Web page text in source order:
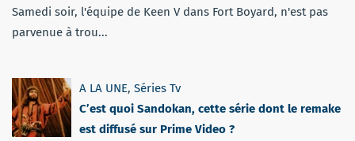
Samedi soir, l'équipe de Keen V dans Fort Boyard, n'est pas
parvenue à trou...
A LA UNE, Séries Tv
C’est quoi Sandokan, cette série dont le remake
est diffusé sur Prime Video ?